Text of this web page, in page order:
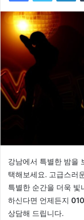
강남에서 특별한 밤을
택해보세요. 고급스러
특별한 순간을 더욱 빛
하신다면 언제든지
상담해 드립니다.